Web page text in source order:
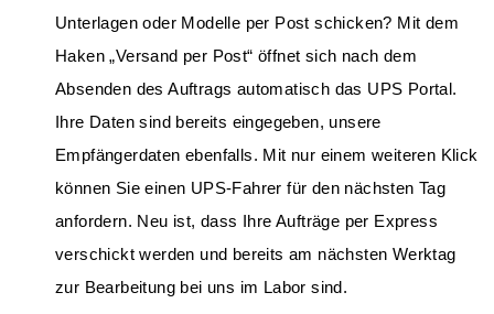
Unterlagen oder Modelle per Post schicken? Mit dem
Haken „Versand per Post“ öffnet sich nach dem
Absenden des Auftrags automatisch das UPS Portal.
Ihre Daten sind bereits eingegeben, unsere
Empfängerdaten ebenfalls. Mit nur einem weiteren Klick
können Sie einen UPS-Fahrer für den nächsten Tag
anfordern. Neu ist, dass Ihre Aufträge per Express
verschickt werden und bereits am nächsten Werktag
zur Bearbeitung bei uns im Labor sind.